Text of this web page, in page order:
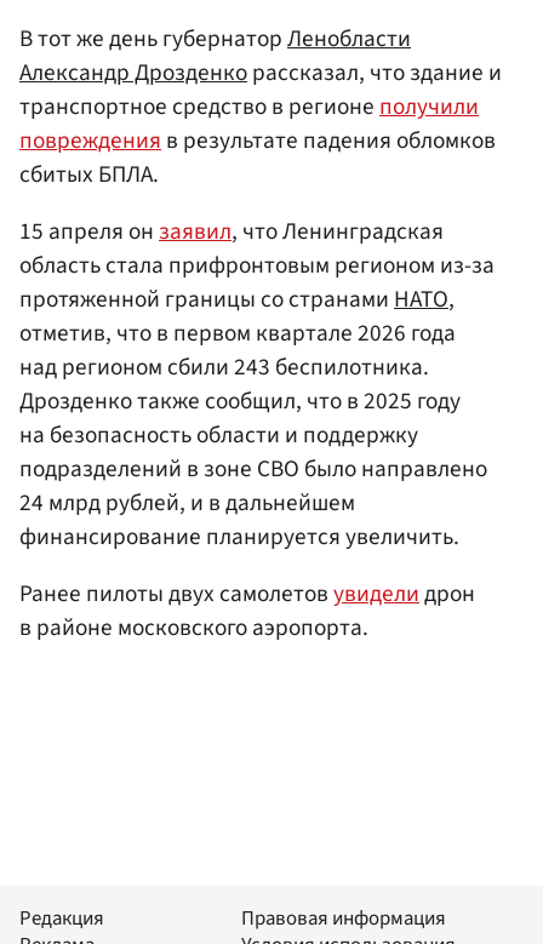
В тот же день губернаторЛенобласти
Александр Дрозденкорассказал, что здание и
транспортное средство в регионеполучили
поврежденияв результате падения обломков
сбитых БПЛА.
15 апреля онзаявил, что Ленинградская
область стала прифронтовым регионом из-за
протяженной границы со странамиНАТО,
отметив, что в первом квартале 2026 года
над регионом сбили 243 беспилотника.
Дрозденко также сообщил, что в 2025 году
на безопасность области и поддержку
подразделений в зоне СВО было направлено
24 млрд рублей, и в дальнейшем
финансирование планируется увеличить.
Ранее пилоты двух самолетовувиделидрон
в районе московского аэропорта.
Редакция
Правовая информация